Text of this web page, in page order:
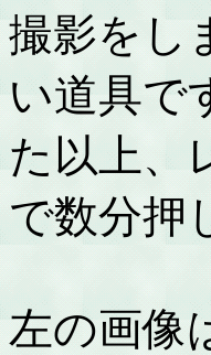
撮影をし
い道具で
た以上、
で数分押
左の画像